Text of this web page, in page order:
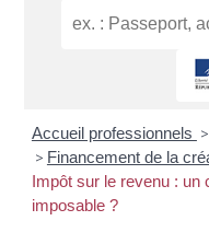
Accueil professionnels >
> Financement de la
Impôt sur le revenu : un
imposable ?